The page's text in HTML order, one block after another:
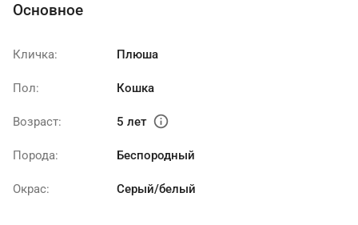
Основное
Кличка: Плюша
Пол: Кошка
Возраст: 5 лет info
Порода: Беспородный
Окрас: Серый/белый